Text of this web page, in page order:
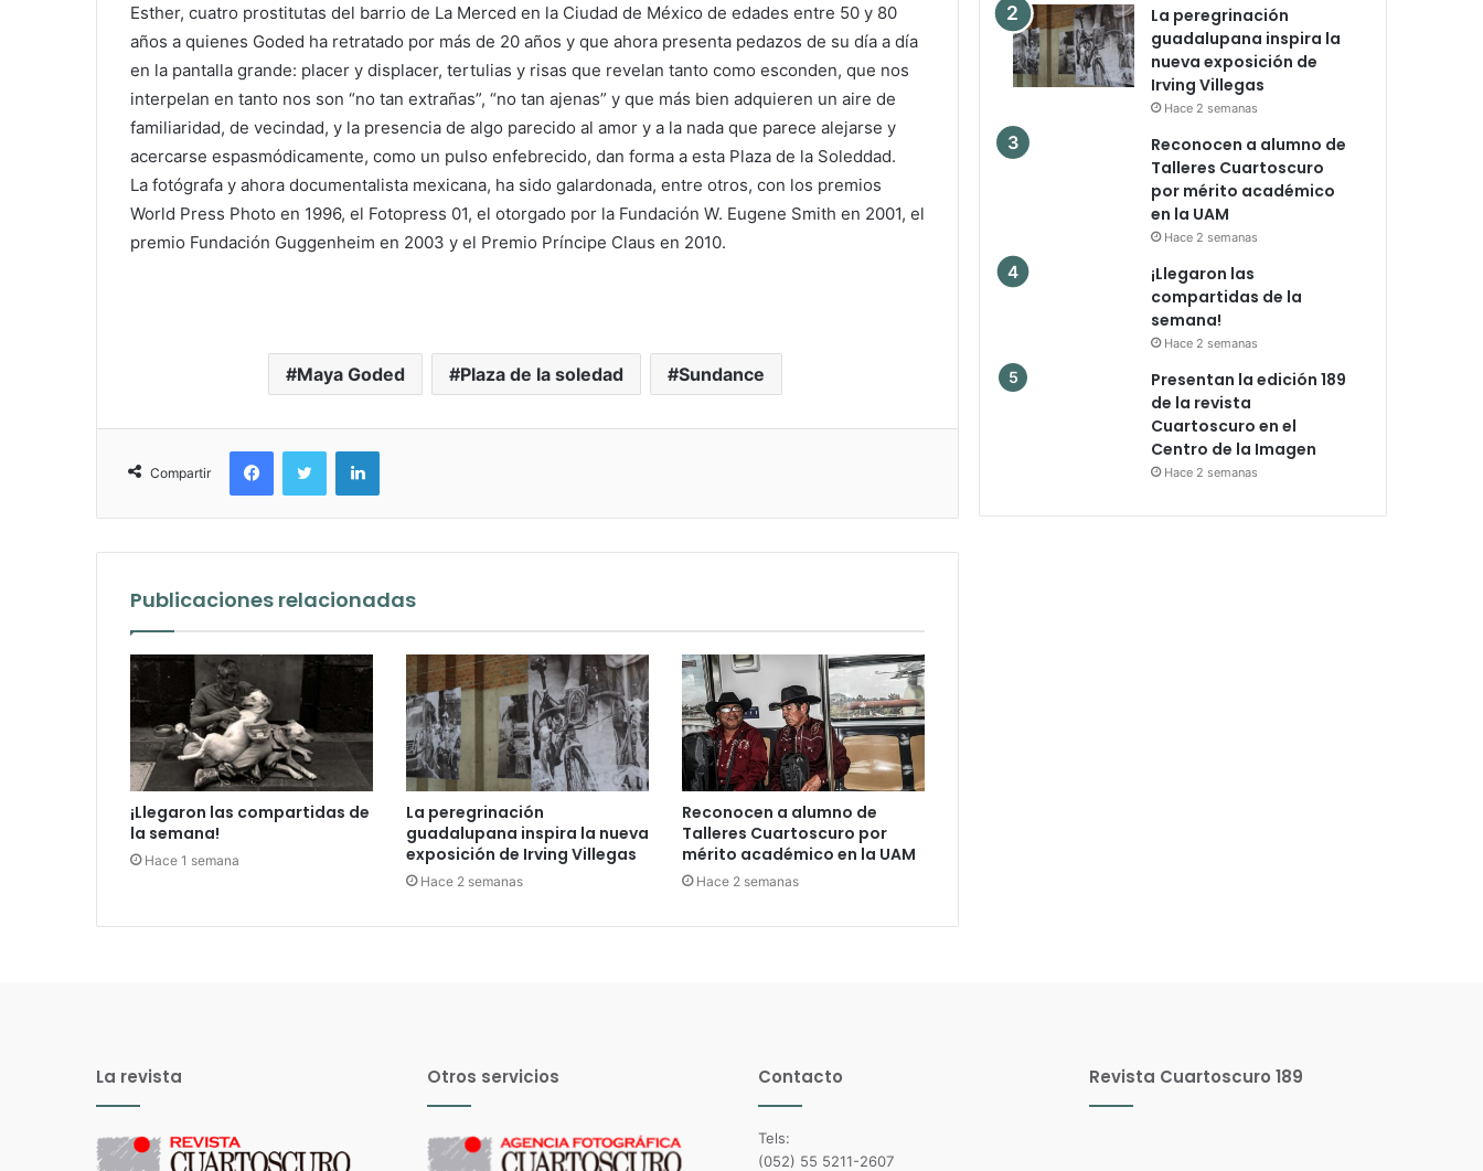
Esther, cuatro prostitutas del barrio de La Merced en la Ciudad de México de edades entre 50 y 80
años a quienes Goded ha retratado por más de 20 años y que ahora presenta pedazos de su día a día
en la pantalla grande: placer y displacer, tertulias y risas que revelan tanto como esconden, que nos
interpelan en tanto nos son “no tan extrañas”, “no tan ajenas” y que más bien adquieren un aire de
familiaridad, de vecindad, y la presencia de algo parecido al amor y a la nada que parece alejarse y
acercarse espasmódicamente, como un pulso enfebrecido, dan forma a esta Plaza de la Soleddad.
La fotógrafa y ahora documentalista mexicana, ha sido galardonada, entre otros, con los premios
World Press Photo en 1996, el Fotopress 01, el otorgado por la Fundación W. Eugene Smith en 2001, el
premio Fundación Guggenheim en 2003 y el Premio Príncipe Claus en 2010.
Maya Goded Plaza de la soledad Sundance
Compartir
FacebookTwitter LinkedIn
Publicaciones relacionadas
¡Llegaron las compartidas de
la semana!
Hace 1 semana
La peregrinación
guadalupana inspira la nueva
exposición de Irving Villegas
Hace 2 semanas
Reconocen a alumno de
Talleres Cuartoscuro por
mérito académico en la UAM
Hace 2 semanas
La peregrinación
guadalupana inspira la
nueva exposición de
Irving Villegas
Hace 2 semanas
Reconocen a alumno de
Talleres Cuartoscuro
por mérito académico
en la UAM
Hace 2 semanas
¡Llegaron las
compartidas de la
semana!
Hace 2 semanas
Presentan la edición 189
de la revista
Cuartoscuro en el
Centro de la Imagen
Hace 2 semanas
La revista Otros servicios Contacto
Tels:
(052) 55 5211-2607
Revista Cuartoscuro 189